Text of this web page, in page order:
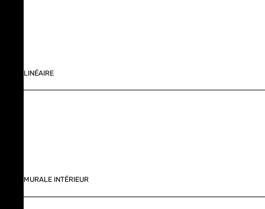
LINÉAIRE
MURALE INTÉRIEUR